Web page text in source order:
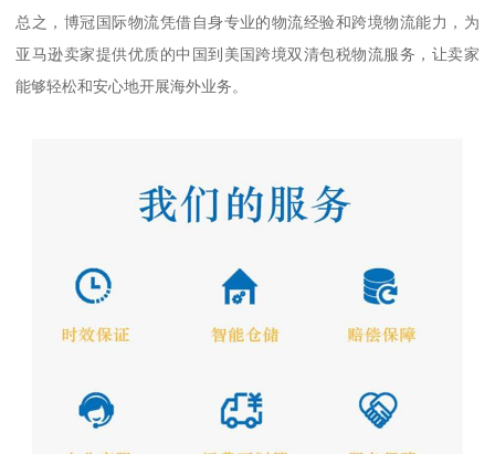
总之，博冠国际物流凭借自身专业的物流经验和跨境物流能力，为
亚马逊卖家提供优质的中国到美国跨境双清包税物流服务，让卖家
能够轻松和安心地开展海外业务。